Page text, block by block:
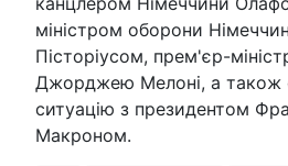
міністром оборони
Пісторіусом, прем'єр-
Джорджею Мелоні, а також
ситуацію з президентом
Макроном.